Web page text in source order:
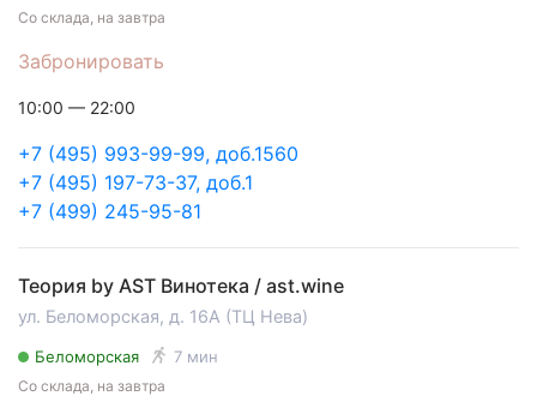
Забронировать
Со склада, на завтра
+7 (495) 993-99-99, доб.1560
+7 (495) 197-73-37, доб.1
+7 (499) 245-95-81
10:00 — 22:00
Теория by AST Винотека / ast.wine
ул. Беломорская, д. 16А (ТЦ Нева)
Беломорская 7 мин
Со склада, на завтра